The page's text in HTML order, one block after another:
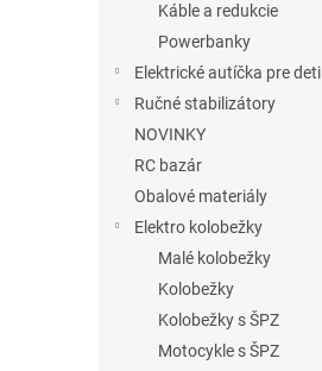
Káble a redukcie
Powerbanky
Elektrické autíčka pre deti
Ručné stabilizátory
NOVINKY
RC bazár
Obalové materiály
Elektro kolobežky
Malé kolobežky
Kolobežky
Kolobežky s ŠPZ
Motocykle s ŠPZ